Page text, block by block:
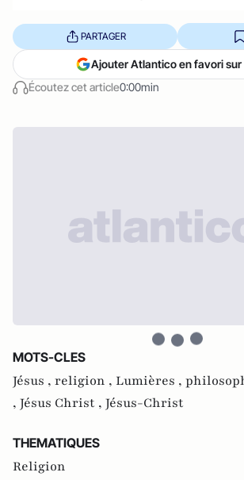
Écoutez cet article0:00min
PARTAGER
Ajouter Atlantico en favori sur
MOTS-CLES
Jésus , religion , Lumières ,
, Jésus Christ , Jésus-Christ
THEMATIQUES
Religion